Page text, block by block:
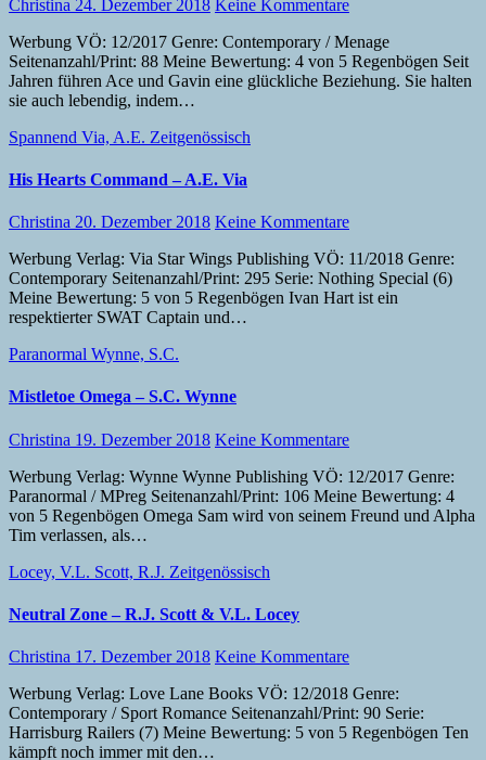
Christina 24. Dezember 2018 Keine Kommentare
Werbung VÖ: 12/2017 Genre: Contemporary / Menage
Seitenanzahl/Print: 88 Meine Bewertung: 4 von 5 Regenbögen Seit
Jahren führen Ace und Gavin eine glückliche Beziehung. Sie halten
sie auch lebendig, indem…
Spannend Via, A.E. Zeitgenössisch
His Hearts Command – A.E. Via
Christina 20. Dezember 2018 Keine Kommentare
Werbung Verlag: Via Star Wings Publishing VÖ: 11/2018 Genre:
Contemporary Seitenanzahl/Print: 295 Serie: Nothing Special (6)
Meine Bewertung: 5 von 5 Regenbögen Ivan Hart ist ein
respektierter SWAT Captain und…
Paranormal Wynne, S.C.
Mistletoe Omega – S.C. Wynne
Christina 19. Dezember 2018 Keine Kommentare
Werbung Verlag: Wynne Wynne Publishing VÖ: 12/2017 Genre:
Paranormal / MPreg Seitenanzahl/Print: 106 Meine Bewertung: 4
von 5 Regenbögen Omega Sam wird von seinem Freund und Alpha
Tim verlassen, als…
Locey, V.L. Scott, R.J. Zeitgenössisch
Neutral Zone – R.J. Scott & V.L. Locey
Christina 17. Dezember 2018 Keine Kommentare
Werbung Verlag: Love Lane Books VÖ: 12/2018 Genre:
Contemporary / Sport Romance Seitenanzahl/Print: 90 Serie:
Harrisburg Railers (7) Meine Bewertung: 5 von 5 Regenbögen Ten
kämpft noch immer mit den…